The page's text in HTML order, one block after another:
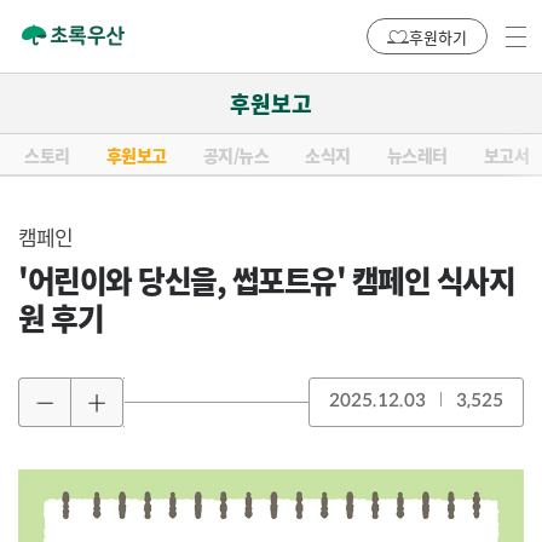
후원하기
후원보고
스토리 후원보고 공지/뉴스 소식지 뉴스레터 보고서
캠페인
'어린이와 당신을, 썹포트유' 캠페인 식사지
원 후기
2025.12.03 3,525